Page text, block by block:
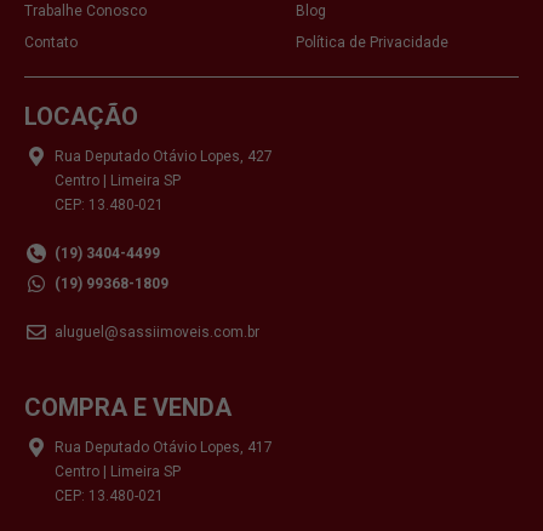
Trabalhe Conosco
Blog
Contato
Política de Privacidade
LOCAÇÃO
Rua Deputado Otávio Lopes, 427
Centro | Limeira SP
CEP: 13.480-021
(19) 3404-4499
(19) 99368-1809
aluguel@sassiimoveis.com.br
COMPRA E VENDA
Rua Deputado Otávio Lopes, 417
Centro | Limeira SP
CEP: 13.480-021